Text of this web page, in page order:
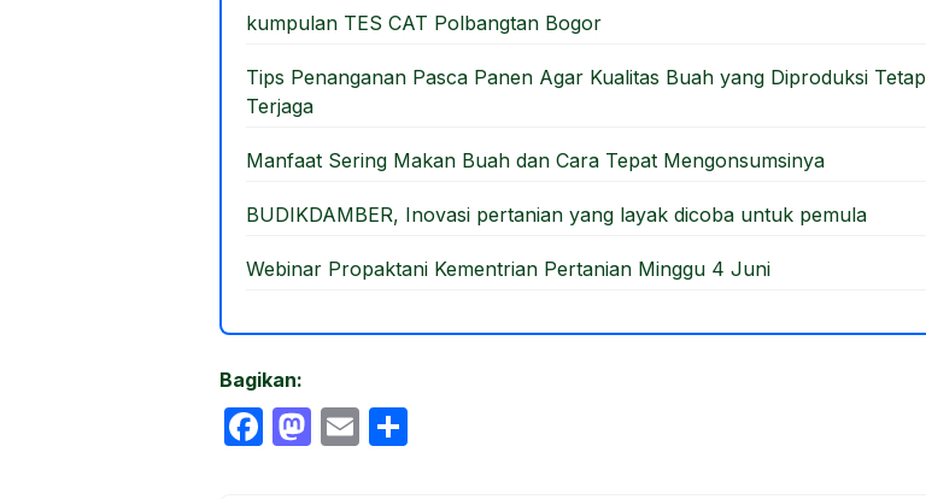
o
o
k
o
n
kumpulan TES CAT Polbangtan Bogor
Tips Penanganan Pasca Panen Agar Kualitas Buah yang Diproduksi Tetap
Terjaga
Manfaat Sering Makan Buah dan Cara Tepat Mengonsumsinya
BUDIKDAMBER, Inovasi pertanian yang layak dicoba untuk pemula
Webinar Propaktani Kementrian Pertanian Minggu 4 Juni
Bagikan:
F
M E